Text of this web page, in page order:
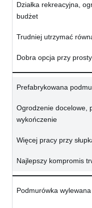
Działka rekreacyjna,
budżet
Trudniej utrzymać
Dobra opcja przy
Prefabrykowana
Ogrodzenie docelowe,
wykończenie
Więcej pracy przy
Najlepszy kompromis
Podmurówka wylewana